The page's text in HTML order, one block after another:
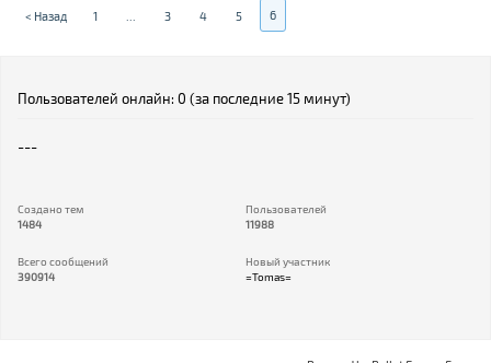
< Назад 1 3 4 5 6
Пользователей онлайн: 0 (за последние 15 минут)
---
Создано тем
1484
Всего сообщений
390914
Пользователей
11988
Новый участник
=Tomas=